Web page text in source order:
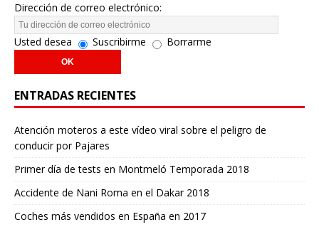
Dirección de correo electrónico:
Usted desea Suscribirme Borrarme
ENTRADAS RECIENTES
Atención moteros a este vídeo viral sobre el peligro de
conducir por Pajares
Primer día de tests en Montmeló Temporada 2018
Accidente de Nani Roma en el Dakar 2018
Coches más vendidos en España en 2017